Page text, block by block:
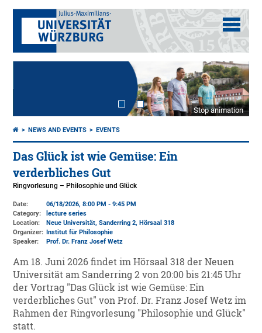
Stop animation
NEWS AND EVENTS EVENTS
Das Glück ist wie Gemüse: Ein
verderbliches Gut
Ringvorlesung – Philosophie und Glück
Date:
06/18/2026, 8:00 PM - 9:45 PM
Category:
lecture series
Location:
Neue Universität, Sanderring 2, Hörsaal 318
Organizer:
Institut für Philosophie
Speaker:
Prof. Dr. Franz Josef Wetz
Am 18. Juni 2026 findet im Hörsaal 318 der Neuen
Universität am Sanderring 2 von 20:00 bis 21:45 Uhr
der Vortrag "Das Glück ist wie Gemüse: Ein
verderbliches Gut" von Prof. Dr. Franz Josef Wetz im
Rahmen der Ringvorlesung "Philosophie und Glück"
statt.